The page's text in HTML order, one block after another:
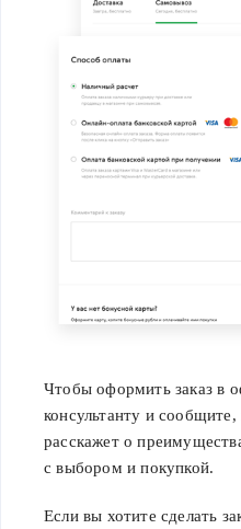
Чтобы оформить заказ в
консультанту и
расскажет о
с выбором и покупкой.
Если вы хотите сделать